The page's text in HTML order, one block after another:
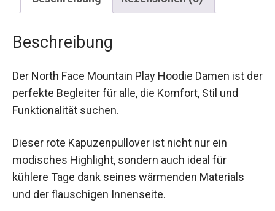
Beschreibung
der perfekte Begleiter für alle, die Komfort, Stil
und Funktionalität suchen.
modisches Highlight, sondern auch ideal für
kühlere Tage dank seines wärmenden Materials
und der flauschigen Innenseite.